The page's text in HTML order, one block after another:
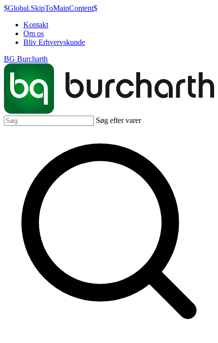
$Global.SkipToMainContent$
Kontakt
Om os
Bliv Erhvervskunde
BG Burcharth
Søg efter varer